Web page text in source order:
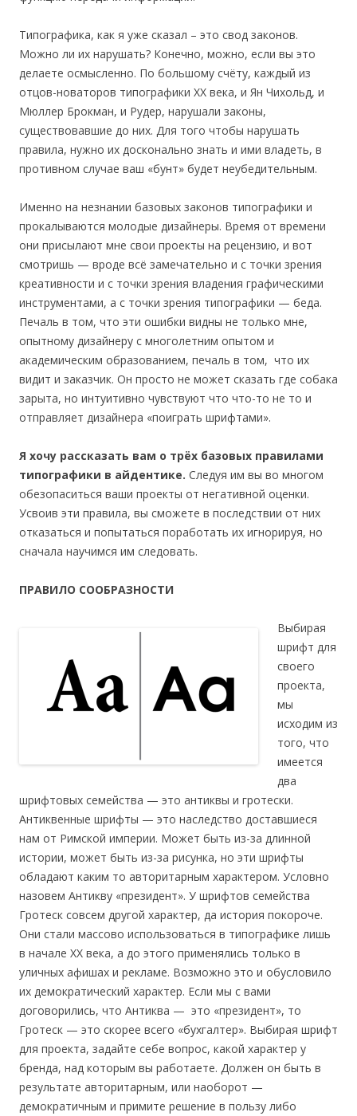
Типографика, как я уже сказал – это свод законов.
Можно ли их нарушать? Конечно, можно, если вы это
делаете осмысленно. По большому счёту, каждый из
отцов-новаторов типографики XX века, и Ян Чихольд, и
Мюллер Брокман, и Рудер, нарушали законы,
существовавшие до них. Для того чтобы нарушать
правила, нужно их досконально знать и ими владеть, в
противном случае ваш «бунт» будет неубедительным.
Именно на незнании базовых законов типографики и
прокалываются молодые дизайнеры. Время от времени
они присылают мне свои проекты на рецензию, и вот
смотришь — вроде всё замечательно и с точки зрения
креативности и с точки зрения владения графическими
инструментами, а с точки зрения типографики — беда.
Печаль в том, что эти ошибки видны не только мне,
опытному дизайнеру с многолетним опытом и
академическим образованием, печаль в том, что их
видит и заказчик. Он просто не может сказать где собака
зарыта, но интуитивно чувствуют что что-то не то и
отправляет дизайнера «поиграть шрифтами».
Я хочу рассказать вам о трёх базовых правилами
типографики в айдентике. Следуя им вы во многом
обезопаситься ваши проекты от негативной оценки.
Усвоив эти правила, вы сможете в последствии от них
отказаться и попытаться поработать их игнорируя, но
сначала научимся им следовать.
ПРАВИЛО СООБРАЗНОСТИ
Выбирая
шрифт для
своего
проекта,
мы
исходим из
того, что
имеется
два
шрифтовых семейства — это антиквы и гротески.
Антиквенные шрифты — это наследство доставшиеся
нам от Римской империи. Может быть из-за длинной
истории, может быть из-за рисунка, но эти шрифты
обладают каким то авторитарным характером. Условно
назовем Антикву «президент». У шрифтов семейства
Гротеск совсем другой характер, да история покороче.
Они стали массово использоваться в типографике лишь
в начале XX века, а до этого применялись только в
уличных афишах и рекламе. Возможно это и обусловило
их демократический характер. Если мы с вами
договорились, что Антиква — это «президент», то
Гротеск — это скорее всего «бухгалтер». Выбирая шрифт
для проекта, задайте себе вопрос, какой характер у
бренда, над которым вы работаете. Должен он быть в
результате авторитарным, или наоборот —
демократичным и примите решение в пользу либо